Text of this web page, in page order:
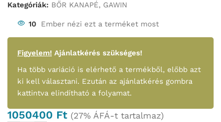
Kategóriák: BŐR KANAPÉ, GAWIN
10 Ember nézi ezt a terméket most
Figyelem! Ajánlatkérés szükséges!
Ha több variáció is elérhető a termékből, előbb azt
ki kell választani. Ezután az ajánlatkérés gombra
kattintva elindítható a folyamat.
1050400 Ft (27% ÁFÁ-t tartalmaz)